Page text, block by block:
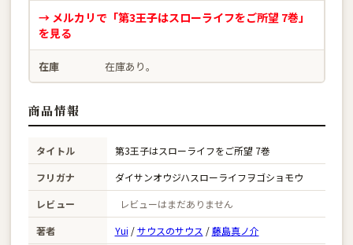
→ メルカリで「第3王子はスローライフをご所望 7巻」
を見る
在庫 在庫あり。
商品情報
タイトル
第3王子はスローライフをご所望 7巻
フリガナ
ダイサンオウジハスローライフヲゴショモウ
レビュー
レビューはまだありません
著者
Yui /サウスのサウス /藤島真ノ介